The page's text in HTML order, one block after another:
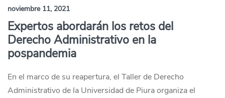
noviembre 11, 2021
Expertos abordarán los retos del
Derecho Administrativo en la
pospandemia
En el marco de su reapertura, el Taller de Derecho
Administrativo de la Universidad de Piura organiza el